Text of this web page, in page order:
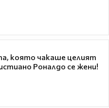
която чакаше целият
Роналдо се жени!